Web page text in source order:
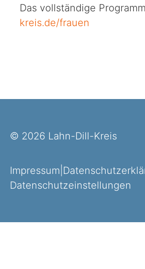
Das vollständige
kreis.de/frauen
© 2026 Lahn-Dill-Kreis
Impressum
Datenschutzeinstellungen